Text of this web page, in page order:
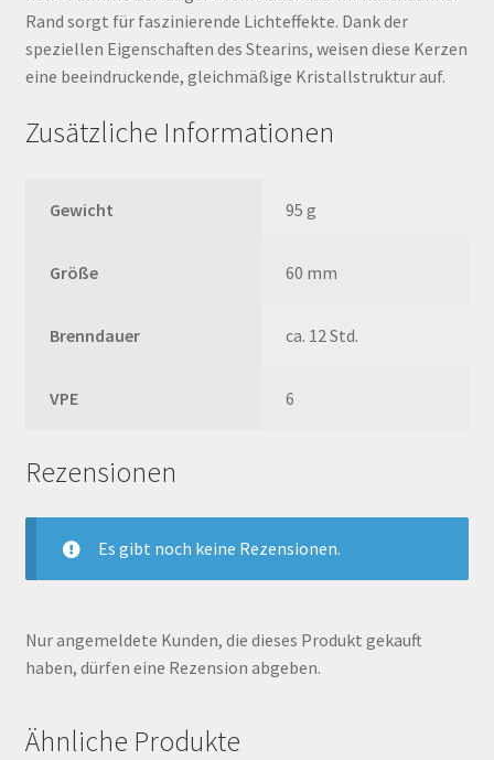
Rand sorgt für faszinierende Lichteffekte. Dank der
speziellen Eigenschaften des Stearins, weisen diese Kerzen
eine beeindruckende, gleichmäßige Kristallstruktur auf.
Zusätzliche Informationen
Gewicht 95 g
Größe 60 mm
Brenndauer ca. 12 Std.
VPE 6
Rezensionen
Es gibt noch keine Rezensionen.
Nur angemeldete Kunden, die dieses Produkt gekauft
haben, dürfen eine Rezension abgeben.
Ähnliche Produkte